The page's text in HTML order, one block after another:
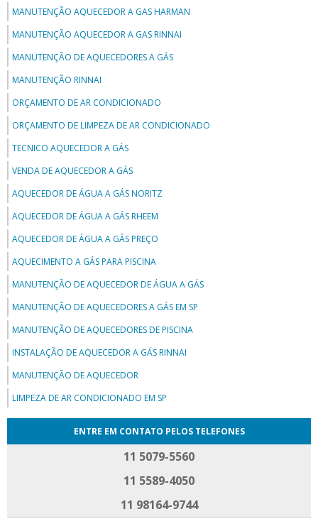
MANUTENÇÃO AQUECEDOR A GAS HARMAN
MANUTENÇÃO AQUECEDOR A GAS RINNAI
MANUTENÇÃO DE AQUECEDORES A GÁS
MANUTENÇÃO RINNAI
ORÇAMENTO DE AR CONDICIONADO
ORÇAMENTO DE LIMPEZA DE AR CONDICIONADO
TECNICO AQUECEDOR A GÁS
VENDA DE AQUECEDOR A GÁS
AQUECEDOR DE ÁGUA A GÁS NORITZ
AQUECEDOR DE ÁGUA A GÁS RHEEM
AQUECEDOR DE ÁGUA A GÁS PREÇO
AQUECIMENTO A GÁS PARA PISCINA
MANUTENÇÃO DE AQUECEDOR DE ÁGUA A GÁS
MANUTENÇÃO DE AQUECEDORES A GÁS EM SP
MANUTENÇÃO DE AQUECEDORES DE PISCINA
INSTALAÇÃO DE AQUECEDOR A GÁS RINNAI
MANUTENÇÃO DE AQUECEDOR
LIMPEZA DE AR CONDICIONADO EM SP
ENTRE EM CONTATO PELOS TELEFONES
11 5079-5560
11 5589-4050
11 98164-9744